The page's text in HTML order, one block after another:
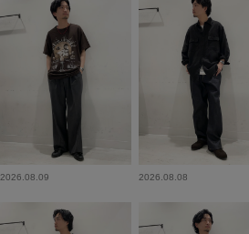
2026.08.09 2026.08.08